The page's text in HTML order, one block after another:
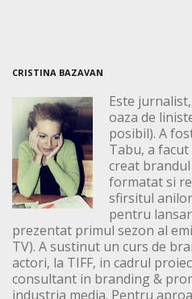
CRISTINA BAZAVAN
Este
oaza de
posibil). A
Tabu, a
creat brandul
formatat si
sfirsitul
pentru
prezentat primul sezon al
TV). A sustinut un curs de
actori, la TIFF, in cadrul
consultant in branding &
industria media. Pentru